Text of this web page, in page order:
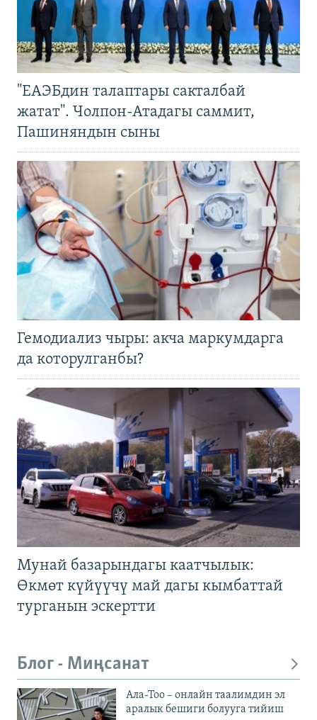
"ЕАЭБдин талаптары сакталбай
жатат". Чолпон-Атадагы саммит,
Пашиняндын сыны
Гемодиализ чыры: акча маркумдарга
да которулганбы?
Мунай базарындагы каатчылык:
Өкмөт күйүүчү май дагы кымбаттай
турганын эскертти
Блог - Миңсанат
Ала-Тоо – онлайн таалимдин эл
аралык бешиги болууга тийиш